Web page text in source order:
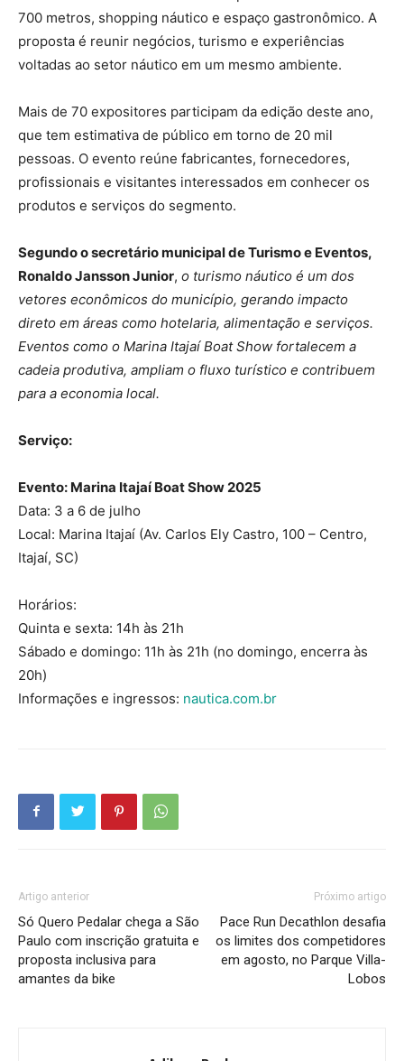
700 metros, shopping náutico e espaço gastronômico. A
proposta é reunir negócios, turismo e experiências
voltadas ao setor náutico em um mesmo ambiente.
Mais de 70 expositores participam da edição deste ano,
que tem estimativa de público em torno de 20 mil
pessoas. O evento reúne fabricantes, fornecedores,
profissionais e visitantes interessados em conhecer os
produtos e serviços do segmento.
Segundo o secretário municipal de Turismo e Eventos,
Ronaldo Jansson Junior, o turismo náutico é um dos
vetores econômicos do município, gerando impacto
direto em áreas como hotelaria, alimentação e serviços.
Eventos como o Marina Itajaí Boat Show fortalecem a
cadeia produtiva, ampliam o fluxo turístico e contribuem
para a economia local.
Serviço:
Evento: Marina Itajaí Boat Show 2025
Data: 3 a 6 de julho
Local: Marina Itajaí (Av. Carlos Ely Castro, 100 – Centro,
Itajaí, SC)
Horários:
Quinta e sexta: 14h às 21h
Sábado e domingo: 11h às 21h (no domingo, encerra às
20h)
Informações e ingressos: nautica.com.br
Artigo anterior
Só Quero Pedalar chega a São
Paulo com inscrição gratuita e
proposta inclusiva para
amantes da bike
Próximo artigo
Pace Run Decathlon desafia
os limites dos competidores
em agosto, no Parque Villa-
Lobos